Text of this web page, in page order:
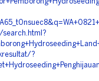
?